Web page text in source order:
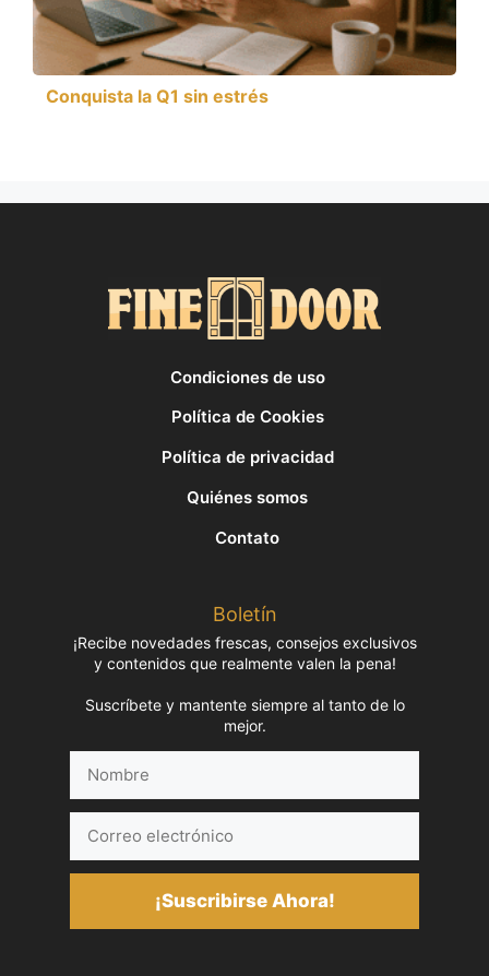
Conquista la Q1 sin estrés
Condiciones de uso
Política de Cookies
Política de privacidad
Quiénes somos
Contato
Boletín
¡Recibe novedades frescas, consejos exclusivos
y contenidos que realmente valen la pena!
Suscríbete y mantente siempre al tanto de lo
mejor.
electrónico
¡Suscribirse Ahora!